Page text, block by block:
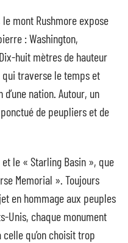
mont Rushmore expose
: Washington,
huit mètres de hauteur
traverse le temps et
nation. Autour, un
de peupliers et de
le « Starling Basin », que
Memorial ». Toujours
en hommage aux peuples
Unis, chaque monument
qu’on choisit trop